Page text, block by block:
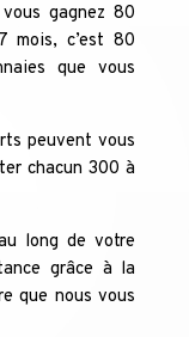
gagnez 80
mois, c’est 80
que vous
peuvent vous
chacun 300 à
long de votre
grâce à la
que nous vous